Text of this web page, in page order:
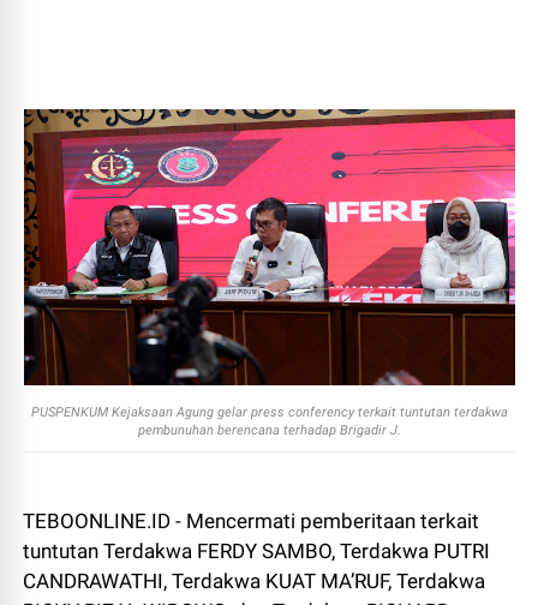
PUSPENKUM Kejaksaan Agung gelar press conferency terkait tuntutan terdakwa
pembunuhan berencana terhadap Brigadir J.
TEBOONLINE.ID - Mencermati pemberitaan terkait
tuntutan Terdakwa FERDY SAMBO, Terdakwa PUTRI
CANDRAWATHI, Terdakwa KUAT MA’RUF, Terdakwa